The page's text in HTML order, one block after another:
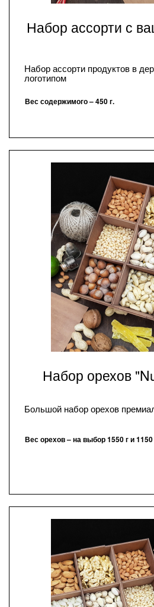
Набор ассорти с
Набор ассорти продуктов в
логотипом
Вес содержимого – 450 г.
Набор орехов
Большой набор орехов
Вес орехов – на выбор 1550 г и 1150